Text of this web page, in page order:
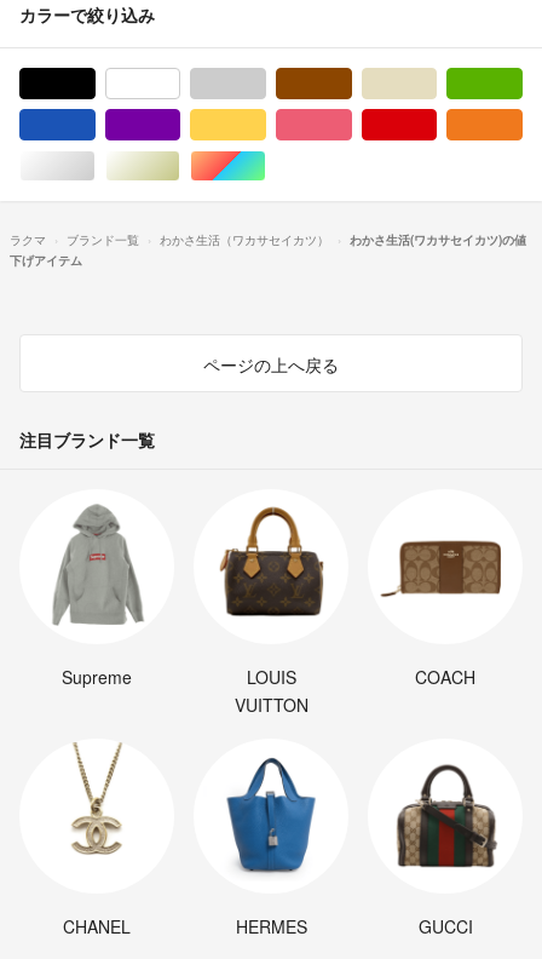
カラーで絞り込み
シルバー/銀色系ゴールド/金色系マルチカラー
ラクマ ブランド一覧 わかさ生活（ワカサセイカツ）
わかさ生活(ワカサセイカツ)の値
下げアイテム
ページの上へ戻る
注目ブランド一覧
Supreme
LOUIS
VUITTON
COACH
CHANEL HERMES GUCCI